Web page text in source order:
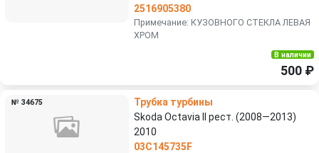
2516905380
Примечание: КУЗОВНОГО СТЕКЛА ЛЕВАЯ
ХРОМ
В наличии
500 ₽
№ 34675
Трубка турбины
Skoda Octavia II рест. (2008—2013)
2010
03C145735F